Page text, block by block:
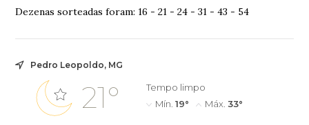
Dezenas sorteadas foram: 16 - 21 - 24 - 31 - 43 - 54
Pedro Leopoldo, MG
21°
Tempo limpo
Mín. 19° Máx. 33°